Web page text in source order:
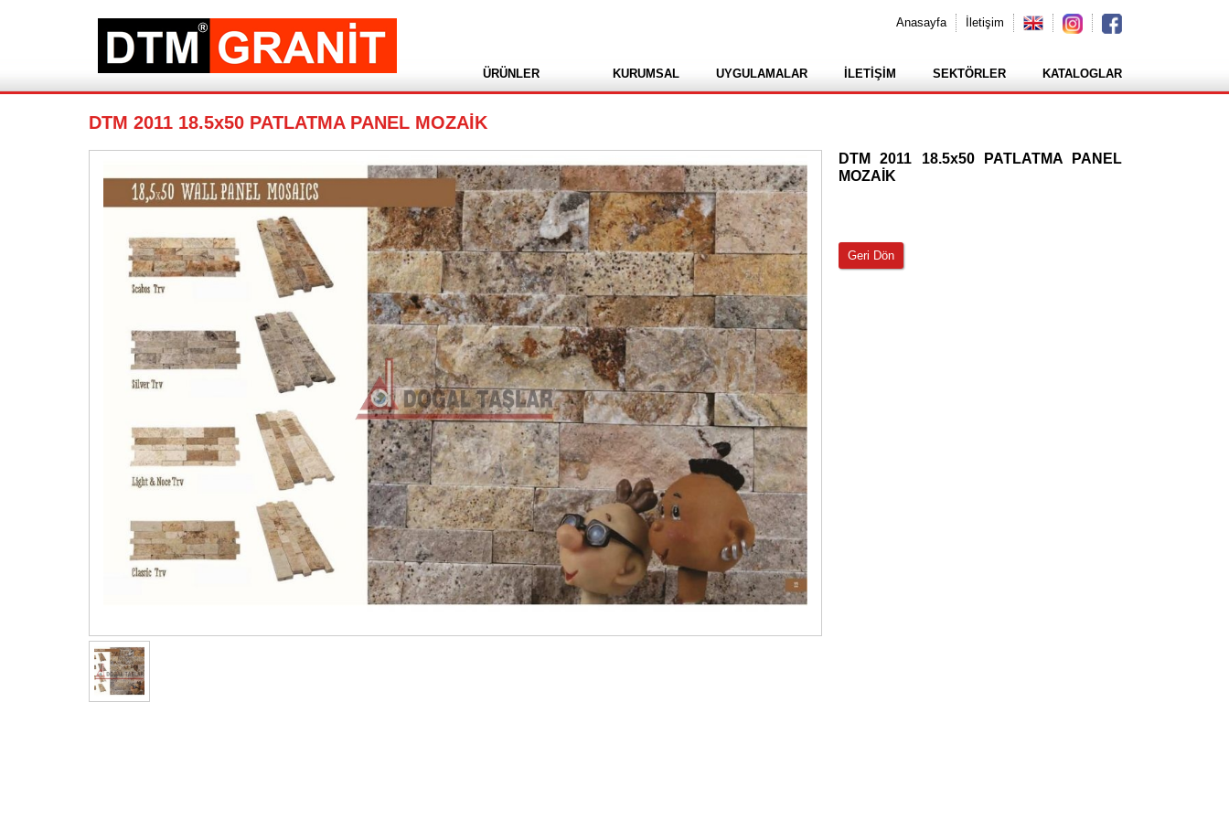
Anasayfa İletişim
ÜRÜNLER KURUMSAL UYGULAMALAR İLETİŞİM SEKTÖRLER KATALOGLAR
DTM 2011 18.5x50 PATLATMA PANEL MOZAİK
DTM 2011 18.5x50 PATLATMA PANEL
MOZAİK
Geri Dön